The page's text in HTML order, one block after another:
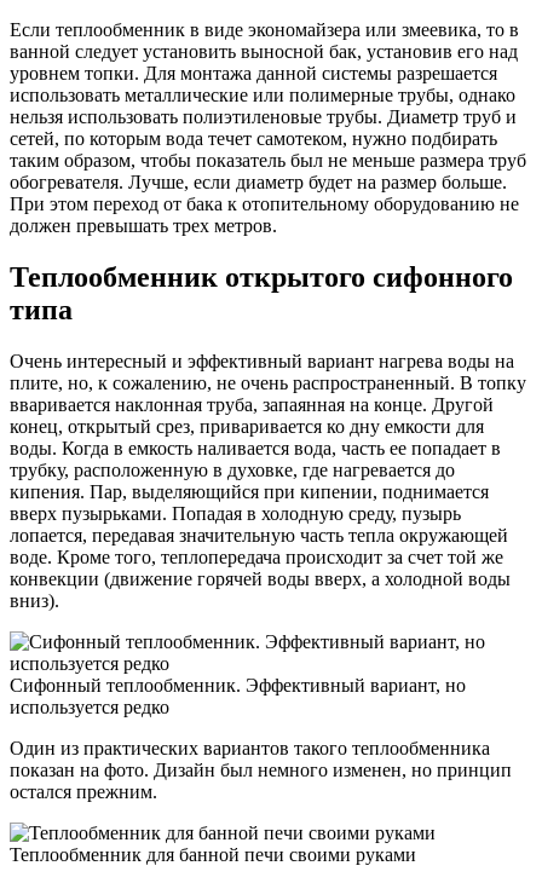
Если теплообменник в виде экономайзера или змеевика, то в
ванной следует установить выносной бак, установив его над
уровнем топки. Для монтажа данной системы разрешается
использовать металлические или полимерные трубы, однако
нельзя использовать полиэтиленовые трубы. Диаметр труб и
сетей, по которым вода течет самотеком, нужно подбирать
таким образом, чтобы показатель был не меньше размера труб
обогревателя. Лучше, если диаметр будет на размер больше.
При этом переход от бака к отопительному оборудованию не
должен превышать трех метров.
Теплообменник открытого сифонного
типа
Очень интересный и эффективный вариант нагрева воды на
плите, но, к сожалению, не очень распространенный. В топку
вваривается наклонная труба, запаянная на конце. Другой
конец, открытый срез, приваривается ко дну емкости для
воды. Когда в емкость наливается вода, часть ее попадает в
трубку, расположенную в духовке, где нагревается до
кипения. Пар, выделяющийся при кипении, поднимается
вверх пузырьками. Попадая в холодную среду, пузырь
лопается, передавая значительную часть тепла окружающей
воде. Кроме того, теплопередача происходит за счет той же
конвекции (движение горячей воды вверх, а холодной воды
вниз).
Сифонный теплообменник. Эффективный вариант, но
используется редко
Один из практических вариантов такого теплообменника
показан на фото. Дизайн был немного изменен, но принцип
остался прежним.
Теплообменник для банной печи своими руками